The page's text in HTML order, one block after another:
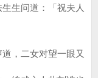
生问道：「祝夫人
，二女对望一眼又